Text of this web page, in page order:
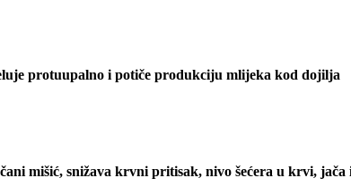
protuupalno i potiče produkciju mlijeka kod dojilja
mišić, snižava krvni pritisak, nivo šećera u krvi,